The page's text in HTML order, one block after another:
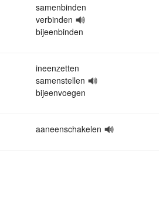
samenbinden
verbinden
bijeenbinden
ineenzetten
samenstellen
bijeenvoegen
aaneenschakelen